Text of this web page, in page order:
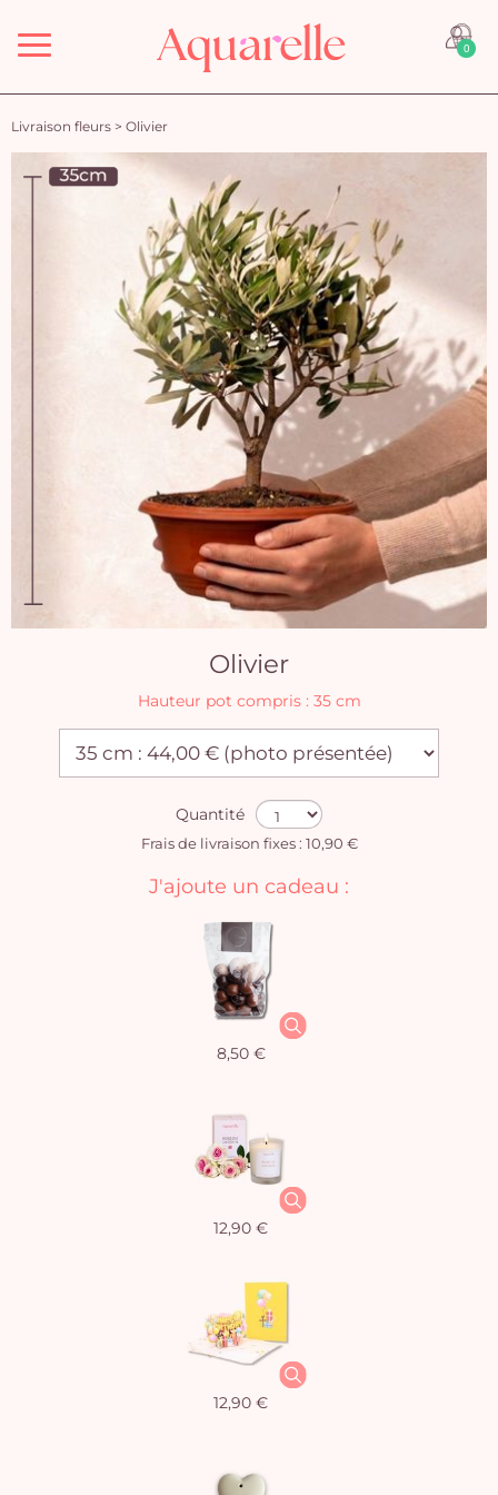
Menu 0
Livraison fleurs > Olivier
Olivier
Hauteur pot compris : 35 cm
Quantité
Frais de livraison fixes : 10,90 €
J'ajoute un cadeau :
8,50 €
12,90 €
12,90 €